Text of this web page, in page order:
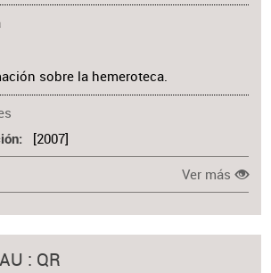
sobre la hemeroteca.
[2007]
Ver más
: QR